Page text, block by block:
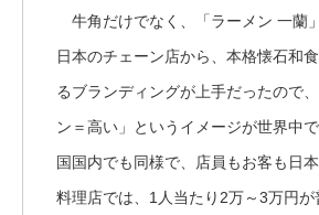
牛角だけでなく、「ラーメン 一蘭
日本のチェーン店から、本格懐石和
るブランディングが上手だったので
ン＝高い」というイメージが世界中
国国内でも同様で、店員もお客も日
料理店では、1人当たり2万～3万円